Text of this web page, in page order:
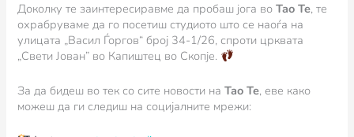
Доколку те заинтересиравме да пробаш јога воTao Te, те
охрабруваме да го посетиш студиото што се наоѓа на
улицата „Васил Ѓоргов“ број 34-1/26, спроти црквата
„Свети Јован” во Капиштец во Скопје.
За да бидеш во тек со сите новости наTao Te, еве како
можеш да ги следиш на социјалните мрежи: